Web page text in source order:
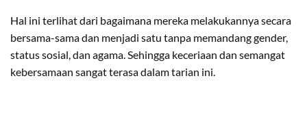
Hal ini terlihat dari bagaimana mereka melakukannya secara
bersama-sama dan menjadi satu tanpa memandang gender,
status sosial, dan agama. Sehingga keceriaan dan semangat
kebersamaan sangat terasa dalam tarian ini.